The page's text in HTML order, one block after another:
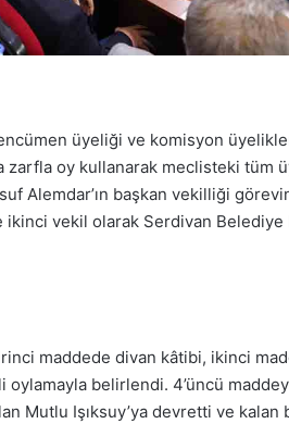
üyeliği ve komisyon
zarfla oy kullanarak meclisteki tüm
Alemdar’ın başkan vekilliği
ikinci vekil olarak Serdivan Belediye
maddede divan kâtibi, ikinci
belirlendi. 4’üncü
Mutlu Işıksuy’ya devretti ve kalan